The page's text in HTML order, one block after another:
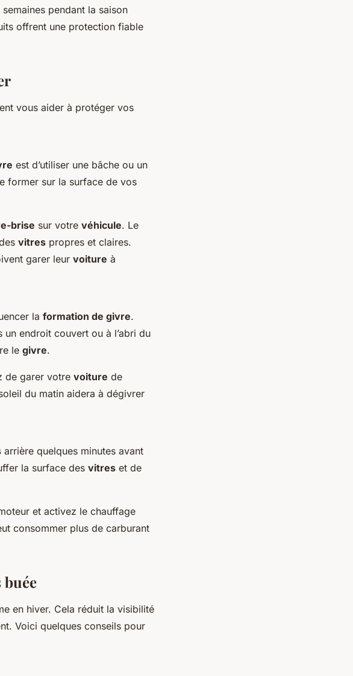
pendant la saison
offrent une protection fiable
vous aider à protéger vos
est d’utiliser une bâche ou un
former sur la surface de vos
brise sur votre véhicule. Le
vitres propres et claires.
garer leur voiture à
la formation de givre.
un endroit couvert ou à l’abri du
le givre.
de garer votre voiture de
du matin aidera à dégivrer
arrière quelques minutes avant
la surface des vitres et de
et activez le chauffage
consommer plus de carburant
en hiver. Cela réduit la visibilité
Voici quelques conseils pour